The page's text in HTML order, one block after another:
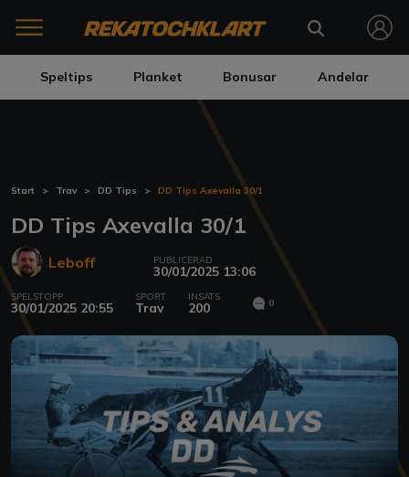
Speltips Planket Bonusar Andelar
Start Trav DD Tips DD Tips Axevalla 30/1
DD Tips Axevalla 30/1
Leboff PUBLICERAD
30/01/2025 13:06
SPELSTOPP
30/01/2025 20:55
SPORT
Trav
INSATS
200 0